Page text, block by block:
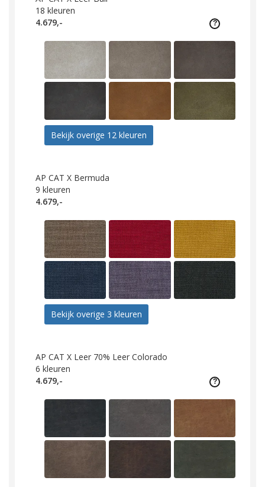
18 kleuren
4.679,-
Bekijk overige 12 kleuren
AP CAT X Bermuda
9 kleuren
4.679,-
Bekijk overige 3 kleuren
AP CAT X Leer 70% Leer Colorado
6 kleuren
4.679,-